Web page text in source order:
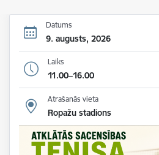
Datums
9. augusts, 2026
Laiks
11.00–16.00
Atrašanās vieta
Ropažu stadions